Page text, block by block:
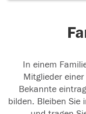
In einem
Mitglieder
Bekannte
bilden. Bleiben Sie